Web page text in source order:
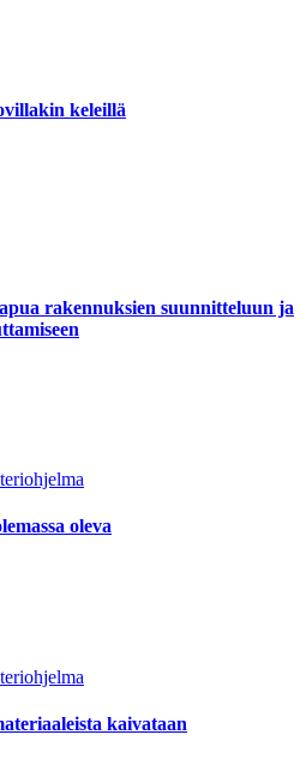
keleillä
rakennuksien suunnitteluun ja
oleva
kaivataan